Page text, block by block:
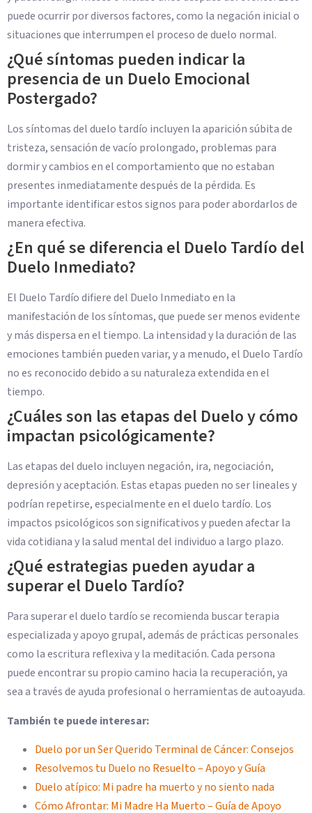
puede ocurrir por diversos factores, como la negación inicial o
situaciones que interrumpen el proceso de duelo normal.
¿Qué síntomas pueden indicar la
presencia de un Duelo Emocional
Postergado?
Los síntomas del duelo tardío incluyen la aparición súbita de
tristeza, sensación de vacío prolongado, problemas para
dormir y cambios en el comportamiento que no estaban
presentes inmediatamente después de la pérdida. Es
importante identificar estos signos para poder abordarlos de
manera efectiva.
¿En qué se diferencia el Duelo Tardío del
Duelo Inmediato?
El Duelo Tardío difiere del Duelo Inmediato en la
manifestación de los síntomas, que puede ser menos evidente
y más dispersa en el tiempo. La intensidad y la duración de las
emociones también pueden variar, y a menudo, el Duelo Tardío
no es reconocido debido a su naturaleza extendida en el
tiempo.
¿Cuáles son las etapas del Duelo y cómo
impactan psicológicamente?
Las etapas del duelo incluyen negación, ira, negociación,
depresión y aceptación. Estas etapas pueden no ser lineales y
podrían repetirse, especialmente en el duelo tardío. Los
impactos psicológicos son significativos y pueden afectar la
vida cotidiana y la salud mental del individuo a largo plazo.
¿Qué estrategias pueden ayudar a
superar el Duelo Tardío?
Para superar el duelo tardío se recomienda buscar terapia
especializada y apoyo grupal, además de prácticas personales
como la escritura reflexiva y la meditación. Cada persona
puede encontrar su propio camino hacia la recuperación, ya
sea a través de ayuda profesional o herramientas de autoayuda.
También te puede interesar:
Duelo por un Ser Querido Terminal de Cáncer: Consejos
Resolvemos tu Duelo no Resuelto – Apoyo y Guía
Duelo atípico: Mi padre ha muerto y no siento nada
Cómo Afrontar: Mi Madre Ha Muerto – Guía de Apoyo